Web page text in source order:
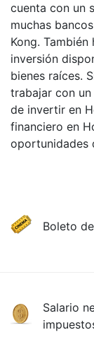
cuenta con un
muchas
Kong.
inversión
bienes raíces.
trabajar con
de invertir en
financiero en
oportunidades
Boleto
Salario